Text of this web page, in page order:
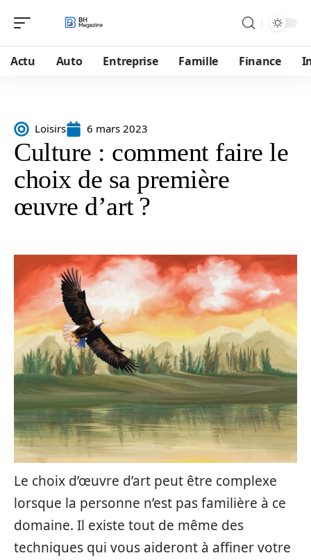
Actu Auto Entreprise Famille Finance
Loisirs 6 mars 2023
Culture : comment faire le
choix de sa première
œuvre d’art ?
Le choix d’œuvre d’art peut être complexe
lorsque la personne n’est pas familière à ce
domaine. Il existe tout de même des
techniques qui vous aideront à affiner votre